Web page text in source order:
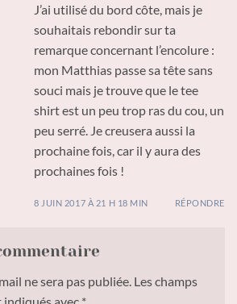
J’ai utilisé du bord côte, mais je
souhaitais rebondir sur ta
remarque concernant l’encolure :
mon Matthias passe sa tête sans
souci mais je trouve que le tee
shirt est un peu trop ras du cou, un
peu serré. Je creusera aussi la
prochaine fois, car il y aura des
prochaines fois !
8 JUIN 2017 À 21 H 18 MIN RÉPONDRE
ne sera pas publiée. Les champs